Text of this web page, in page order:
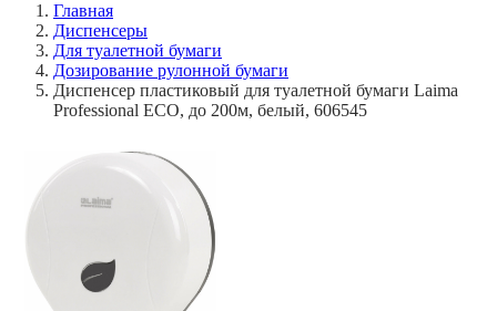
Главная
Диспенсеры
Для туалетной бумаги
Дозирование рулонной бумаги
Диспенсер пластиковый для туалетной бумаги Laima
Professional ECO, до 200м, белый, 606545